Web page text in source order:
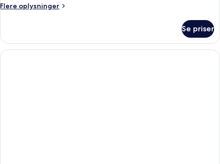
Flere oplysninger
Flere
Se priser